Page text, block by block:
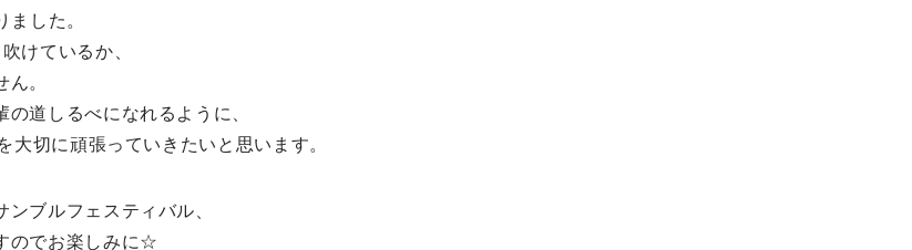
した。
けているか、
。
道しるべになれるように、
大切に頑張っていきたいと思います。
ブルフェスティバル、
のでお楽しみに☆